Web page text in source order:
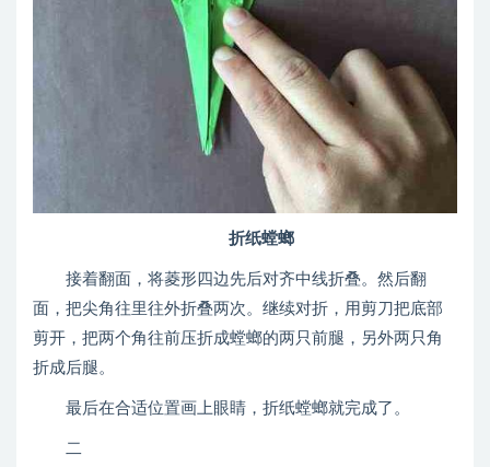
折纸螳螂
接着翻面，将菱形四边先后对齐中线折叠。然后翻
面，把尖角往里往外折叠两次。继续对折，用剪刀把底部
剪开，把两个角往前压折成螳螂的两只前腿，另外两只角
折成后腿。
最后在合适位置画上眼睛，折纸螳螂就完成了。
二